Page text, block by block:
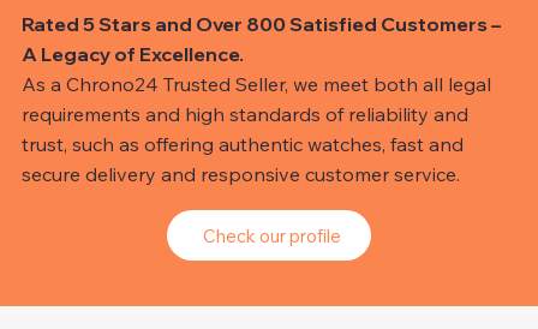
Rated 5 Stars and Over 800 Satisfied Customers –
A Legacy of Excellence.
As a Chrono24 Trusted Seller, we meet both all legal
requirements and high standards of reliability and
trust, such as offering authentic watches, fast and
secure delivery and responsive customer service.
Check our profile